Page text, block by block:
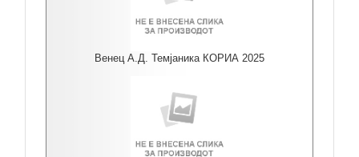
Венец А.Д. Темјаника КОРИА 2025